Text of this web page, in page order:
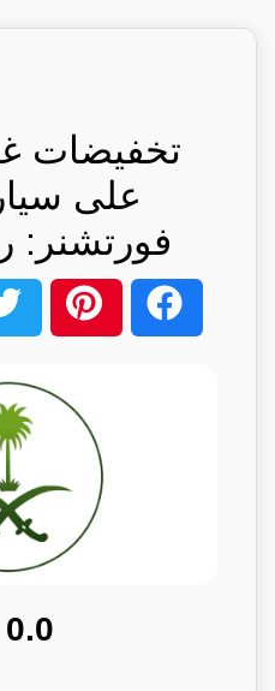
تخفيضات
على
فورتشنر:
0.0